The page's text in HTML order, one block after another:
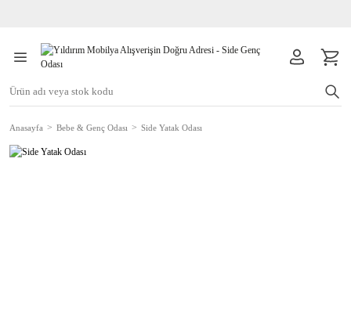
Anasayfa Bebe & Genç Odası Side Yatak Odası